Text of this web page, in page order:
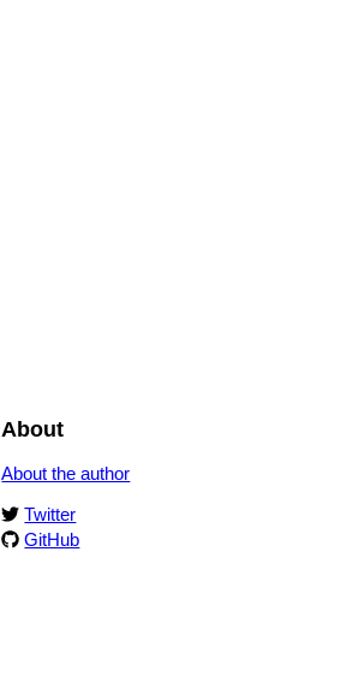
About
About the author
Twitter
GitHub